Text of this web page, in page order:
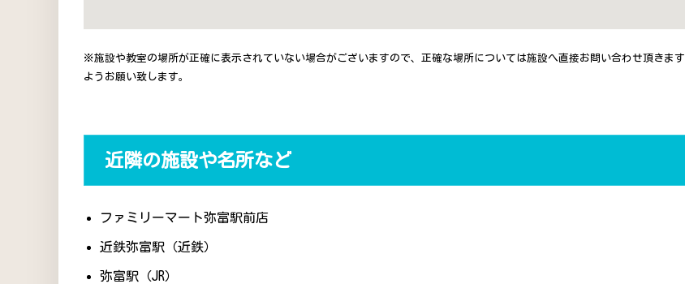
※施設や教室の場所が正確に表示されていない場合がございますので、正確な場所については施設へ直接お問い合わせ頂きます
ようお願い致します。
近隣の施設や名所など
ファミリーマート弥富駅前店
近鉄弥富駅（近鉄）
弥富駅（JR）